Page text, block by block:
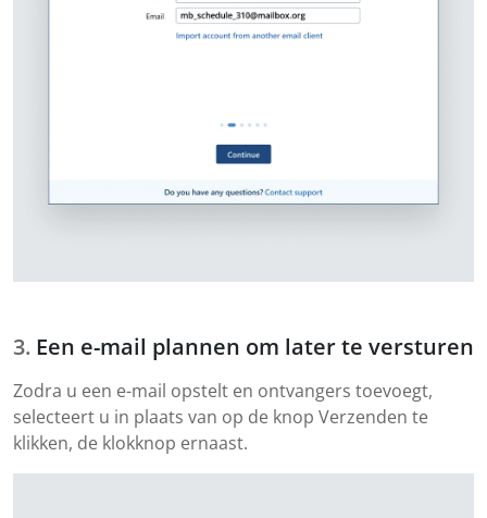
Een e-mail plannen om later te versturen
Zodra u een e-mail opstelt en ontvangers toevoegt,
selecteert u in plaats van op de knop Verzenden te
klikken, de klokknop ernaast.